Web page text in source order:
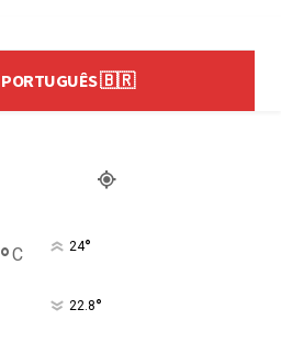
PORTUGUÊS 🇧🇷
°C 24°
22.8°